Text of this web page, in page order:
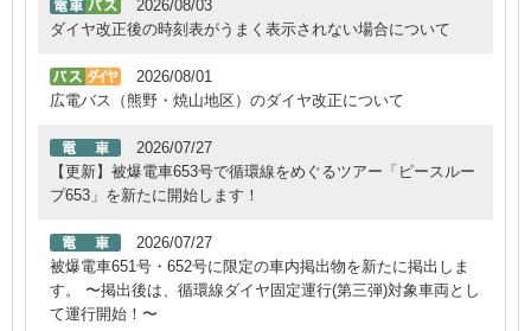
2026/08/03
ダイヤ改正後の時刻表がうまく表示されない場合について
2026/08/01
広電バス（熊野・焼山地区）のダイヤ改正について
2026/07/27
【更新】被爆電車653号で循環線をめぐるツアー「ピースルー
プ653」を新たに開始します！
2026/07/27
被爆電車651号・652号に限定の車内掲出物を新たに掲出しま
す。 〜掲出後は、循環線ダイヤ固定運行(第三弾)対象車両とし
て運行開始！〜